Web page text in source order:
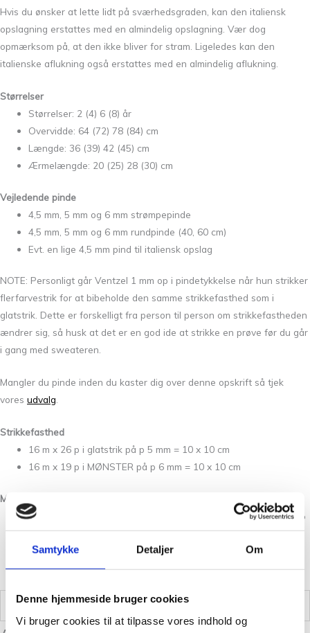
Samtykke Detaljer Om
Denne hjemmeside bruger cookies
Vi bruger cookies til at tilpasse vores indhold og
Hvis du ønsker at lette lidt på sværhedsgraden, kan den italiensk
opslagning erstattes med en almindelig opslagning. Vær dog
opmærksom på, at den ikke bliver for stram. Ligeledes kan den
italienske aflukning også erstattes med en almindelig aflukning.
Størrelser
Størrelser: 2 (4) 6 (8) år
Overvidde: 64 (72) 78 (84) cm
Længde: 36 (39) 42 (45) cm
Ærmelængde: 20 (25) 28 (30) cm
Vejledende pinde
4,5 mm, 5 mm og 6 mm strømpepinde
4,5 mm, 5 mm og 6 mm rundpinde (40, 60 cm)
Evt. en lige 4,5 mm pind til italiensk opslag
NOTE: Personligt går Ventzel 1 mm op i pindetykkelse når hun strikker
flerfarvestrik for at bibeholde den samme strikkefasthed som i
glatstrik. Dette er forskelligt fra person til person om strikkefastheden
ændrer sig, så husk at det er en god ide at strikke en prøve før du går
i gang med sweateren.
Mangler du pinde inden du kaster dig over denne opskrift så tjek
vores udvalg
Strikkefasthed
16 m x 26 p i glatstrik på p 5 mm = 10 x 10 cm
16 m x 19 p i MØNSTER på p 6 mm = 10 x 10 cm
Materialer
Fv A: 100 (100) 150 (150) g Isager Eco Soft (54 % alpaka, 44 %
organic pima bomuld; 125 m/50 g)
Fv B: 50 (50) 100 (100) g Isager Eco Soft (54 % alpaka, 44 %
organic pima bomuld; 125 m/50 g)
Vægt 1,2 kg